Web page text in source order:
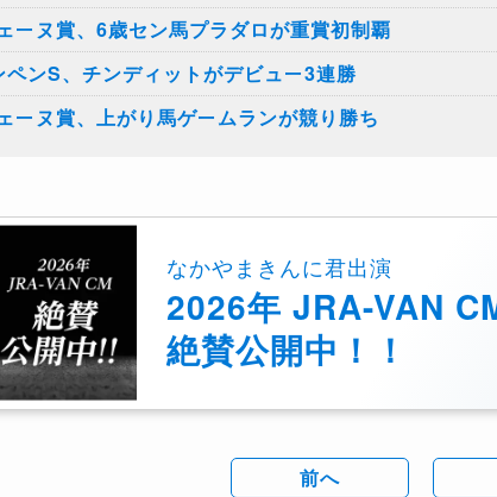
ーヌ賞、6歳セン馬プラダロが重賞初制覇
ンS、チンディットがデビュー3連勝
ーヌ賞、上がり馬ゲームランが競り勝ち
なかやまきんに君出演
2026年 JRA-VAN
絶賛公開中！！
前へ